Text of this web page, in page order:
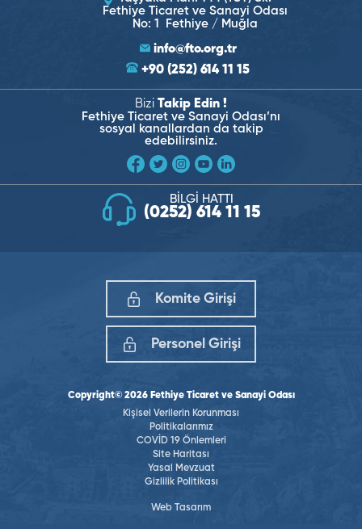
Fethiye Ticaret ve Sanayi Odası
No: 1 Fethiye / Muğla
info@fto.org.tr
+90 (252) 614 11 15
Bizi Takip Edin !
Fethiye Ticaret ve Sanayi Odası’nı
sosyal kanallardan da takip
edebilirsiniz.
BİLGİ HATTI
(0252) 614 11 15
Komite Girişi
Personel Girişi
Copyright© 2026 Fethiye Ticaret ve Sanayi Odası
Kişisel Verilerin Korunması
Politikalarımız
COVİD 19 Önlemleri
Site Haritası
Yasal Mevzuat
Gizlilik Politikası
Web Tasarım